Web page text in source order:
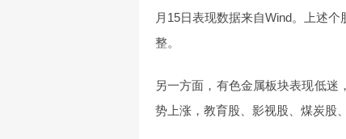
月15日表现数据来自Wind。上述
整。
另一方面，有色金属板块表现低迷
势上涨，教育股、影视股、煤炭股